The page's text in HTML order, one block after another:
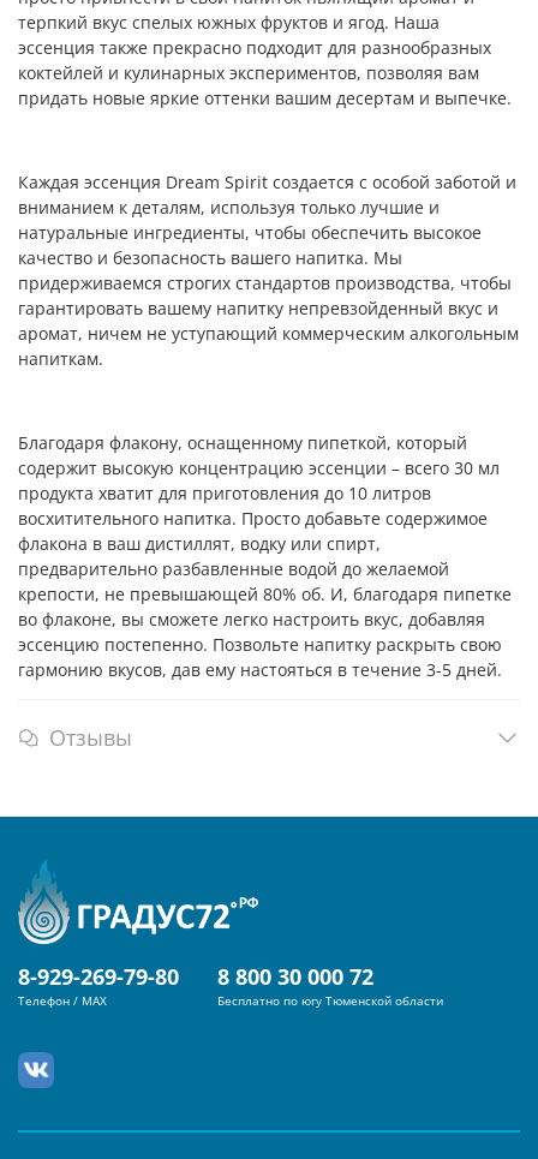
терпкий вкус спелых южных фруктов и ягод. Наша
эссенция также прекрасно подходит для разнообразных
коктейлей и кулинарных экспериментов, позволяя вам
придать новые яркие оттенки вашим десертам и выпечке.
Каждая эссенция Dream Spirit создается с особой заботой и
вниманием к деталям, используя только лучшие и
натуральные ингредиенты, чтобы обеспечить высокое
качество и безопасность вашего напитка. Мы
придерживаемся строгих стандартов производства, чтобы
гарантировать вашему напитку непревзойденный вкус и
аромат, ничем не уступающий коммерческим алкогольным
напиткам.
Благодаря флакону, оснащенному пипеткой, который
содержит высокую концентрацию эссенции – всего 30 мл
продукта хватит для приготовления до 10 литров
восхитительного напитка. Просто добавьте содержимое
флакона в ваш дистиллят, водку или спирт,
предварительно разбавленные водой до желаемой
крепости, не превышающей 80% об. И, благодаря пипетке
во флаконе, вы сможете легко настроить вкус, добавляя
эссенцию постепенно. Позвольте напитку раскрыть свою
гармонию вкусов, дав ему настояться в течение 3-5 дней.
Отзывы
8-929-269-79-80
Телефон / MAX
8 800 30 000 72
Бесплатно по югу Тюменской области